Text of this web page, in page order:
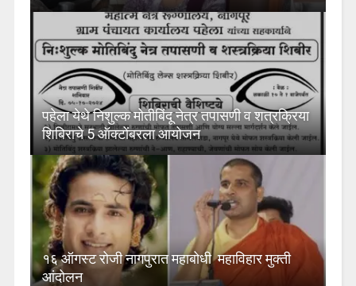
पहेला येथे निशुल्क मोतीबिंदू नेत्र तपासणी व शत्रक्रिया
शिबिराचे 5 ऑक्टोंबरला आयोजन
१६ ऑगस्ट रोजी नागपुरात महाबोधी महाविहार मुक्ती
आंदोलन